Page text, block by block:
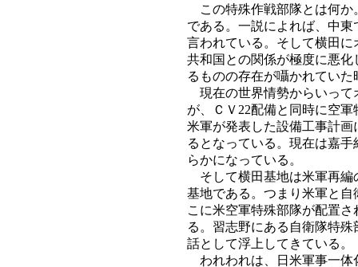
この特殊作戦部隊とは何か
である。一説によれば、中
言われている。そして横田
共和国との関係が極度に悪
るものの存在が囁かれていた
現在の世界情勢からいって
が、ＣＶ22配備と同時に空
米軍が発表した設備工事計
るとなっている。現在は嘉
らかになっている。
そして横田基地は米軍再編
基地である。つまり米軍と
こに米空軍特殊部隊が配置
る。習志野にある自衛隊特
話として浮上してきている。
われわれは、日米軍事一体